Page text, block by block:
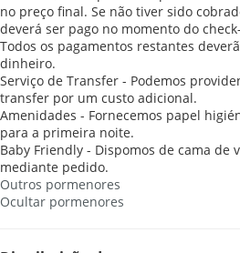
no preço final. Se não tiver sido
deverá ser pago no momento do
Todos os pagamentos restantes
dinheiro.
Serviço de Transfer - Podemos
transfer por um custo adicional.
Amenidades - Fornecemos papel
para a primeira noite.
Baby Friendly - Dispomos de cama de
mediante pedido.
Outros pormenores
Ocultar pormenores